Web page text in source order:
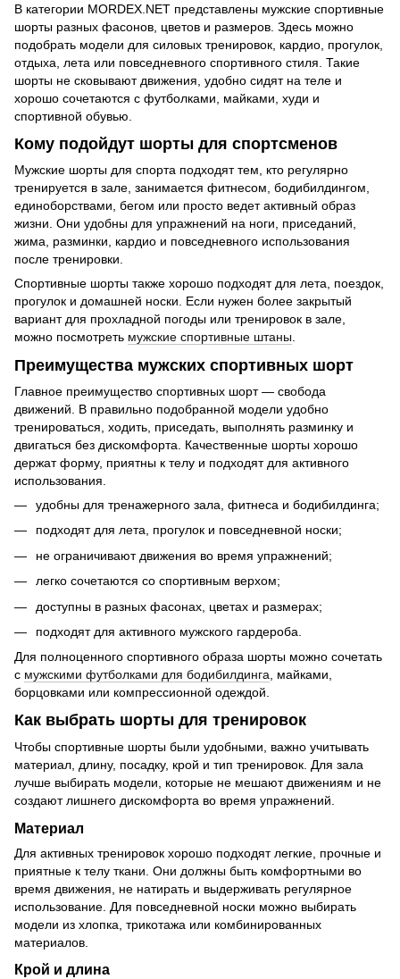
В категории MORDEX.NET представлены мужские спортивные
шорты разных фасонов, цветов и размеров. Здесь можно
подобрать модели для силовых тренировок, кардио, прогулок,
отдыха, лета или повседневного спортивного стиля. Такие
шорты не сковывают движения, удобно сидят на теле и
хорошо сочетаются с футболками, майками, худи и
спортивной обувью.
Кому подойдут шорты для спортсменов
Мужские шорты для спорта подходят тем, кто регулярно
тренируется в зале, занимается фитнесом, бодибилдингом,
единоборствами, бегом или просто ведет активный образ
жизни. Они удобны для упражнений на ноги, приседаний,
жима, разминки, кардио и повседневного использования
после тренировки.
Спортивные шорты также хорошо подходят для лета, поездок,
прогулок и домашней носки. Если нужен более закрытый
вариант для прохладной погоды или тренировок в зале,
можно посмотреть мужские спортивные штаны.
Преимущества мужских спортивных шорт
Главное преимущество спортивных шорт — свобода
движений. В правильно подобранной модели удобно
тренироваться, ходить, приседать, выполнять разминку и
двигаться без дискомфорта. Качественные шорты хорошо
держат форму, приятны к телу и подходят для активного
использования.
удобны для тренажерного зала, фитнеса и бодибилдинга;
подходят для лета, прогулок и повседневной носки;
не ограничивают движения во время упражнений;
легко сочетаются со спортивным верхом;
доступны в разных фасонах, цветах и размерах;
подходят для активного мужского гардероба.
Для полноценного спортивного образа шорты можно сочетать
с мужскими футболками для бодибилдинга, майками,
борцовками или компрессионной одеждой.
Как выбрать шорты для тренировок
Чтобы спортивные шорты были удобными, важно учитывать
материал, длину, посадку, крой и тип тренировок. Для зала
лучше выбирать модели, которые не мешают движениям и не
создают лишнего дискомфорта во время упражнений.
Материал
Для активных тренировок хорошо подходят легкие, прочные и
приятные к телу ткани. Они должны быть комфортными во
время движения, не натирать и выдерживать регулярное
использование. Для повседневной носки можно выбирать
модели из хлопка, трикотажа или комбинированных
материалов.
Крой и длина